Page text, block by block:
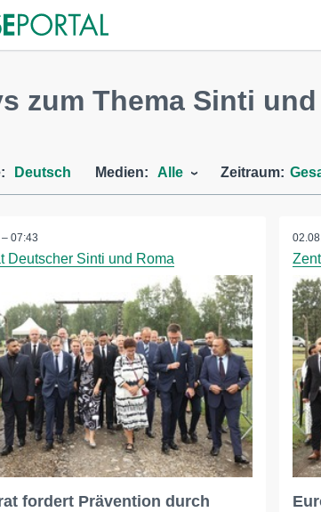
zum Thema Sinti
Deutsch Medien: Alle Zeitraum:
07:43
Deutscher Sinti und Roma
fordert Prävention durch